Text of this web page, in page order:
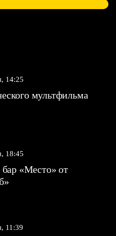
14:25
мультфильма
18:45
«Место» от
11:39